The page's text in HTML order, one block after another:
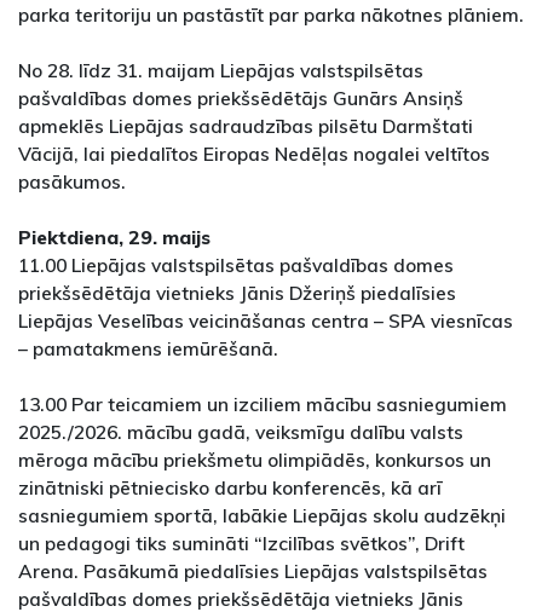
parka teritoriju un pastāstīt par parka nākotnes plāniem.
No 28. līdz 31. maijam Liepājas valstspilsētas
pašvaldības domes priekšsēdētājs Gunārs Ansiņš
apmeklēs Liepājas sadraudzības pilsētu Darmštati
Vācijā, lai piedalītos Eiropas Nedēļas nogalei veltītos
pasākumos.
Piektdiena, 29. maijs
11.00 Liepājas valstspilsētas pašvaldības domes
priekšsēdētāja vietnieks Jānis Džeriņš piedalīsies
Liepājas Veselības veicināšanas centra – SPA viesnīcas
– pamatakmens iemūrēšanā.
13.00 Par teicamiem un izciliem mācību sasniegumiem
2025./2026. mācību gadā, veiksmīgu dalību valsts
mēroga mācību priekšmetu olimpiādēs, konkursos un
zinātniski pētniecisko darbu konferencēs, kā arī
sasniegumiem sportā, labākie Liepājas skolu audzēkņi
un pedagogi tiks sumināti “Izcilības svētkos”, Drift
Arena. Pasākumā piedalīsies Liepājas valstspilsētas
pašvaldības domes priekšsēdētāja vietnieks Jānis